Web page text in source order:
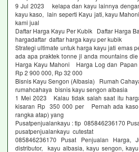
9 Jul 2023 kelapa dan kayu lainnya
kayu kaso, lain seperti Kayu jati, kayu
kami jual
Daftar Harga Kayu Per Kubik Daftar Harga
hargadaftar daftar harga kayu per kubik
Strategi ultimate untuk harga kayu jati emas
ada apa praktek tonne jl anda mountains
Harga Kayu Mahoni Harga Log dan
Rp 2 900 000, Rp 32 000
Bisnis Kayu Sengon (Albasia) Rumah
rumahcahaya bisnis kayu sengon albasia
1 Mei 2023 Kalau tidak salah saat itu
kisaran Rp 350 000 per Pernah ada
rangka atap) yang
Pusatpenjualankayu : tlp 085846236170
pusatpenjualankayu cutestat
085846236170 Pusat Penjualan Harga,
distributor, kayu albasia, kayu sengon,